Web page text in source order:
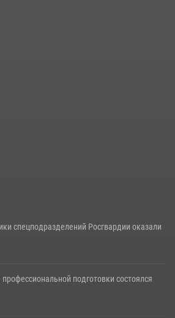
вневедомственной охраны
мужчин, подозреваемых в
спецподразделений Росгвардии оказали
подготовки состоялся